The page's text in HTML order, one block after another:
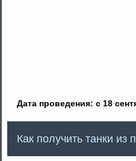
Дата проведения: с 18
Как получить танки из